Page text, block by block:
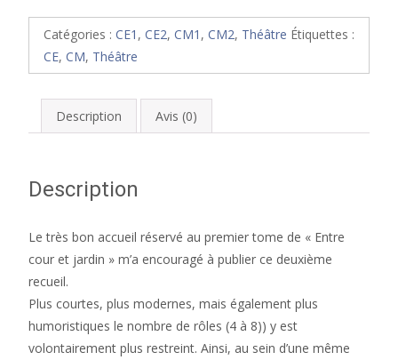
cour
jardin
Catégories : CE1 , CE2, CM1 , CM2, Théâtre Étiquettes :
CE, CM, Théâtre
Description Avis (0)
Description
Le très bon accueil réservé au premier tome de « Entre
cour et jardin » m’a encouragé à publier ce deuxième
recueil.
Plus courtes, plus modernes, mais également plus
humoristiques le nombre de rôles (4 à 8)) y est
volontairement plus restreint. Ainsi, au sein d’une même